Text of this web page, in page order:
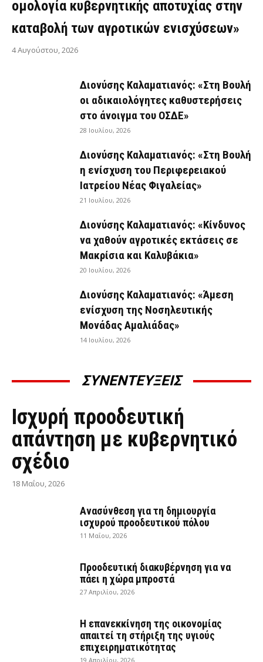
ομολογία κυβερνητικής αποτυχίας στην
καταβολή των αγροτικών ενισχύσεων»
4 Αυγούστου, 2026
Διονύσης Καλαματιανός: «Στη Βουλή
οι αδικαιολόγητες καθυστερήσεις
στο άνοιγμα του ΟΣΔΕ»
28 Ιουλίου, 2026
Διονύσης Καλαματιανός: «Στη Βουλή
η ενίσχυση του Περιφερειακού
Ιατρείου Νέας Φιγαλείας»
21 Ιουλίου, 2026
Διονύσης Καλαματιανός: «Κίνδυνος
να χαθούν αγροτικές εκτάσεις σε
Μακρίσια και Καλυβάκια»
20 Ιουλίου, 2026
Διονύσης Καλαματιανός: «Άμεση
ενίσχυση της Νοσηλευτικής
Μονάδας Αμαλιάδας»
14 Ιουλίου, 2026
ΣΥΝΕΝΤΕΥΞΕΙΣ
ΣΥΝΕΝΤΕΎΞΕΙΣ
Ισχυρή προοδευτική
απάντηση με κυβερνητικό
σχέδιο
18 Μαΐου, 2026
Ανασύνθεση για τη δημιουργία
ισχυρού προοδευτικού πόλου
11 Μαΐου, 2026
Προοδευτική διακυβέρνηση για να
πάει η χώρα μπροστά
27 Απριλίου, 2026
Η επανεκκίνηση της οικονομίας
απαιτεί τη στήριξη της υγιούς
επιχειρηματικότητας
19 Απριλίου, 2026